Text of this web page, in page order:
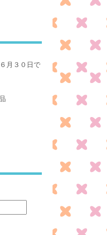
６月３０日で